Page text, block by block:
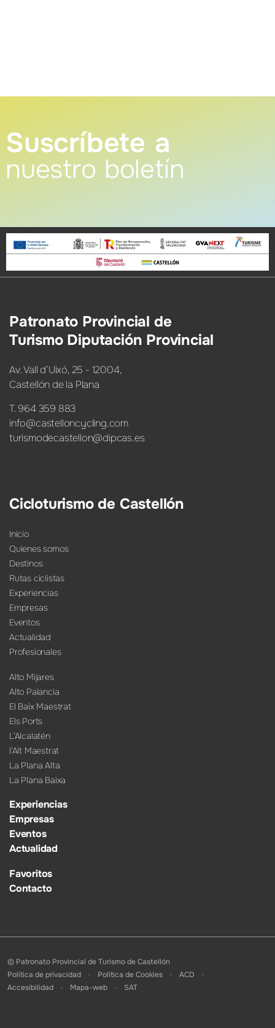
Suscríbete a
nuestro boletín
Patronato Provincial de
Turismo Diputación Provincial
Av. Vall d’Uixó, 25 - 12004,
Castellón de la Plana
T. 964 359 883
info@castelloncycling.com
turismodecastellon@dipcas.es
Cicloturismo de Castellón
Inicio
Quienes somos
Destinos
Rutas ciclistas
Experiencias
Empresas
Eventos
Actualidad
Profesionales
Alto Mijares
Alto Palancia
El Baix Maestrat
Els Ports
L’Alcalatén
l’Alt Maestrat
La Plana Alta
La Plana Baixa
Experiencias
Empresas
Eventos
Actualidad
Favoritos
Contacto
© Patronato Provincial de Turismo de Castellón
Política de privacidad
Política de Cookies
ACD
Accesibilidad
Mapa-web SAT